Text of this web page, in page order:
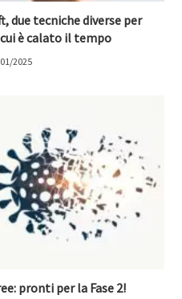
due tecniche diverse per
è calato il tempo
2025
pronti per la Fase 2!